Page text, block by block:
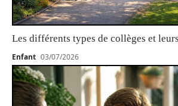
Les différents types de collèges et
Enfant 03/07/2026